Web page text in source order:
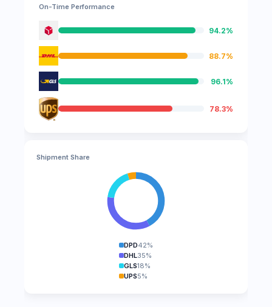
On-Time Performance
94.2%
88.7%
96.1%
78.3%
Shipment Share
DPD42%
DHL35%
GLS18%
UPS5%